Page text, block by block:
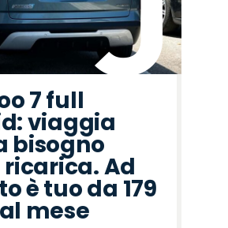
7 full
viaggia
bisogno
Ad
è tuo da 179
mese